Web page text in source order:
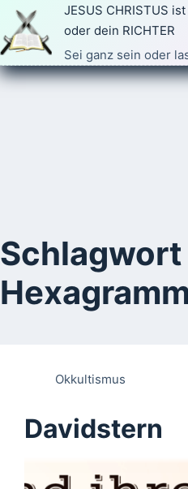
Zum
Inhalt
springen
JESUS CHRISTUS
oder dein RICHTER
Sei ganz sein oder
Schlagwort
Hexagramm
Okkultismus
Davidstern